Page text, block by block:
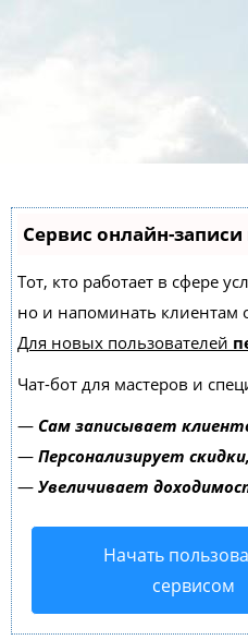
Сервис онлайн-
Тот, кто работает в сфере
но и напоминать
Для новых пользователей
Чат-бот для мастеров и
— Сам записывает
— Персонализирует
— Увеличивает
Начать
сервисом